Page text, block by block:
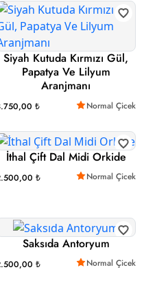
Siyah Kutuda Kırmızı Gül,
Papatya Ve Lilyum
Aranjmanı
₺ Normal Çicek
İthal Çift Dal Midi Orkide
₺ Normal Çicek
Saksıda Antoryum
₺ Normal Çicek